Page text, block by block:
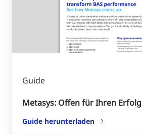
Guide
Metasys: Offen für Ihren Erfolg
Guide herunterladen